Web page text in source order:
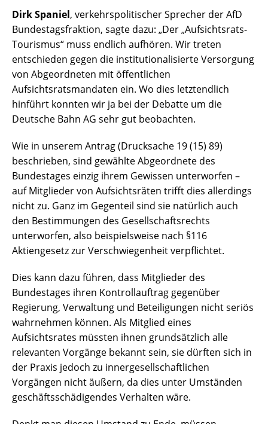
Dirk Spaniel, verkehrspolitischer Sprecher der AfD
Bundestagsfraktion, sagte dazu: „Der „Aufsichtsrats-
Tourismus“ muss endlich aufhören. Wir treten
entschieden gegen die institutionalisierte Versorgung
von Abgeordneten mit öffentlichen
Aufsichtsratsmandaten ein. Wo dies letztendlich
hinführt konnten wir ja bei der Debatte um die
Deutsche Bahn AG sehr gut beobachten.
Wie in unserem Antrag (Drucksache 19 (15) 89)
beschrieben, sind gewählte Abgeordnete des
Bundestages einzig ihrem Gewissen unterworfen –
auf Mitglieder von Aufsichtsräten trifft dies allerdings
nicht zu. Ganz im Gegenteil sind sie natürlich auch
den Bestimmungen des Gesellschaftsrechts
unterworfen, also beispielsweise nach §116
Aktiengesetz zur Verschwiegenheit verpflichtet.
Dies kann dazu führen, dass Mitglieder des
Bundestages ihren Kontrollauftrag gegenüber
Regierung, Verwaltung und Beteiligungen nicht seriös
wahrnehmen können. Als Mitglied eines
Aufsichtsrates müssten ihnen grundsätzlich alle
relevanten Vorgänge bekannt sein, sie dürften sich in
der Praxis jedoch zu innergesellschaftlichen
Vorgängen nicht äußern, da dies unter Umständen
geschäftsschädigendes Verhalten wäre.